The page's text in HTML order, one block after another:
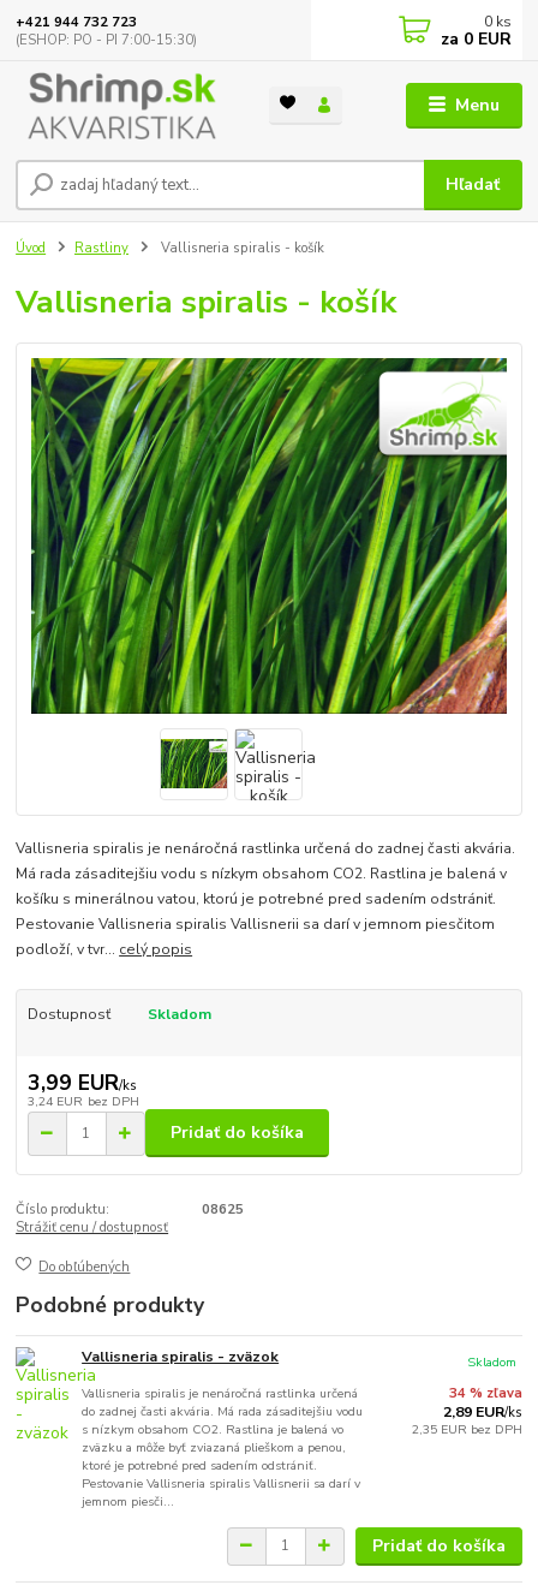
Menu
Hľadať
+421 944 732 723
(ESHOP: PO - PI 7:00-15:30)
0 ks
za 0 EUR
Úvod Rastliny Vallisneria spiralis - košík
Vallisneria spiralis - košík
Vallisneria spiralis je nenáročná rastlinka určená do zadnej časti akvária.
Má rada zásaditejšiu vodu s nízkym obsahom CO2. Rastlina je balená v
košíku s minerálnou vatou, ktorú je potrebné pred sadením odstrániť.
Pestovanie Vallisneria spiralis Vallisnerii sa darí v jemnom piesčitom
podloží, v tvr... celý popis
Dostupnosť Skladom
3,99 EUR/ks
3,24 EUR bez DPH
Pridať do košíka
Číslo produktu:
08625
Strážiť cenu / dostupnosť
Do obľúbených
Podobné produkty
Vallisneria spiralis - zväzok
Vallisneria spiralis je nenáročná rastlinka určená
do zadnej časti akvária. Má rada zásaditejšiu vodu
s nízkym obsahom CO2. Rastlina je balená vo
zväzku a môže byť zviazaná plieškom a penou,
ktoré je potrebné pred sadením odstrániť.
Pestovanie Vallisneria spiralis Vallisnerii sa darí v
jemnom piesči...
34 % zľava
2,89 EUR/ks
2,35 EUR bez DPH
Skladom
Pridať do košíka